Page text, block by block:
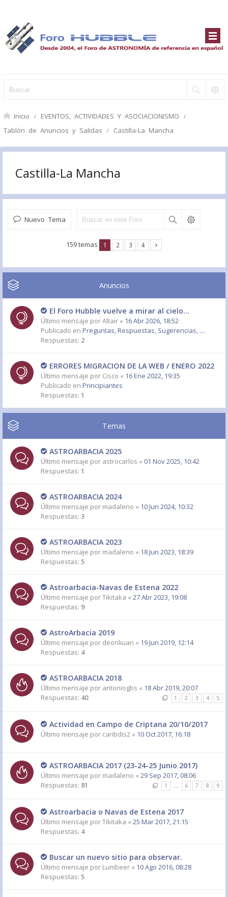
Inicio EVENTOS, ACTIVIDADES Y ASOCIACIONISMO
Tablón de Anuncios y Salidas Castilla-La Mancha
Castilla-La Mancha
Nuevo Tema
159 temas 1 2 3 4
Anuncios
El Foro Hubble vuelve a mirar al cielo...
Último mensaje porAltair « 16 Abr 2026, 18:52
Publicado en Preguntas, Respuestas, Sugerencias, ....
Respuestas: 2
ERRORES MIGRACION DE LA WEB / ENERO 2022
Último mensaje por Cisco « 16 Ene 2022, 19:35
Publicado en Principiantes
Respuestas: 1
Temas
ASTROARBACIA 2025
Último mensaje por astrocarlos « 01 Nov 2025, 10:42
Respuestas: 1
ASTROARBACIA 2024
Último mensaje por madaleno « 10 Jun 2024, 10:32
Respuestas: 3
ASTROARBACIA 2023
Último mensaje por madaleno « 18 Jun 2023, 18:39
Respuestas: 5
Astroarbacia-Navas de Estena 2022
Último mensaje porTikitaka « 27 Abr 2023, 19:08
Respuestas: 9
AstroArbacia 2019
Último mensaje por deonliuan « 19 Jun 2019, 12:14
Respuestas: 4
ASTROARBACIA 2018
Último mensaje por antoniogbs « 18 Abr 2019, 20:07
Respuestas: 40 1 2 3 4 5
Actividad en Campo de Criptana 20/10/2017
Último mensaje por caribdis2 « 10 Oct 2017, 16:18
ASTROARBACIA 2017 (23-24-25 Junio 2017)
Último mensaje por madaleno « 29 Sep 2017, 08:06
Respuestas: 81 1 … 6 7 8 9
Astroarbacia o Navas de Estena 2017
Último mensaje porTikitaka « 25 Mar 2017, 21:15
Respuestas: 4
Buscar un nuevo sitio para observar.
Último mensaje por Lumbeer « 10 Ago 2016, 08:28
Respuestas: 5